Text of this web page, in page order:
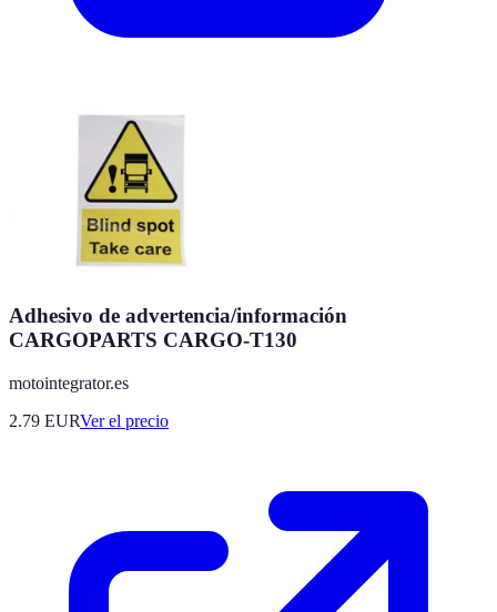
Adhesivo de advertencia/información
CARGOPARTS CARGO-T130
motointegrator.es
2.79 EURVer el precio